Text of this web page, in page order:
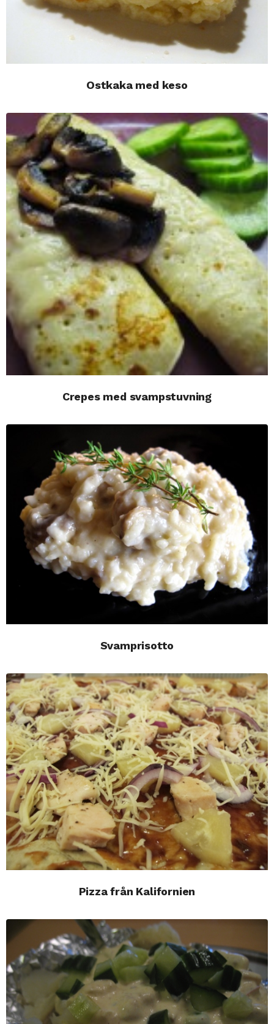
Ostkaka med keso
Crepes med svampstuvning
Svamprisotto
Pizza från Kalifornien